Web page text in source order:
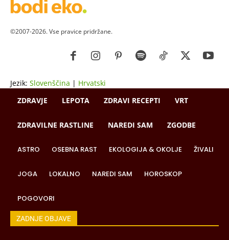
©2007-2026. Vse pravice pridržane.
Jezik: Slovenščina | Hrvatski
ZDRAVJE
LEPOTA ZDRAVI RECEPTI VRT
ZDRAVILNE RASTLINE NAREDI SAM ZGODBE
ASTRO OSEBNA RAST EKOLOGIJA & OKOLJE ŽIVALI
JOGA LOKALNO NAREDI SAM HOROSKOP
POGOVORI
ZADNJE OBJAVE